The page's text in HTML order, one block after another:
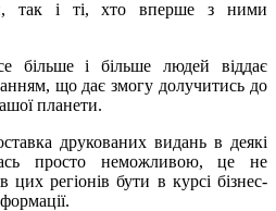
так і ті, хто вперше з ними
більше і більше людей віддає
що дає змогу долучитись до
планети.
друкованих видань в деякі
просто неможливою, це не
цих регіонів бути в курсі бізнес-